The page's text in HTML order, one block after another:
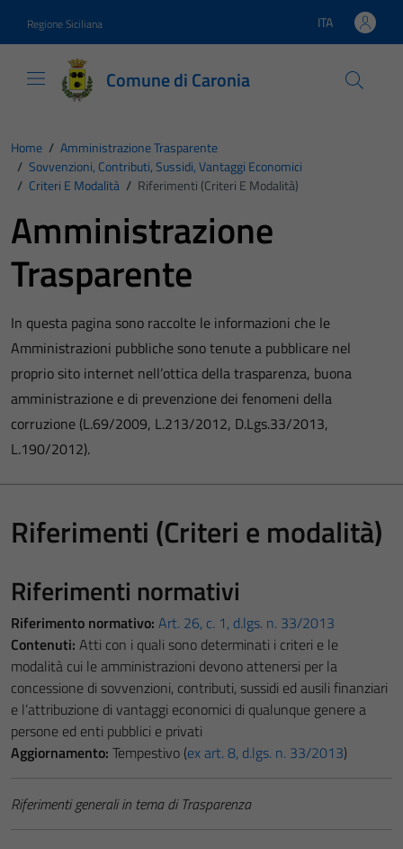
Regione Siciliana Lingua attiva:
ITA
Comune di Caronia
Home / Amministrazione Trasparente
/ Sovvenzioni, Contributi, Sussidi, Vantaggi Economici
/ Criteri E Modalità / Riferimenti (Criteri E Modalità)
Amministrazione
Trasparente
In questa pagina sono raccolte le informazioni che le
Amministrazioni pubbliche sono tenute a pubblicare nel
proprio sito internet nell’ottica della trasparenza, buona
amministrazione e di prevenzione dei fenomeni della
corruzione (L.69/2009, L.213/2012, D.Lgs.33/2013,
L.190/2012).
Riferimenti (Criteri e modalità)
Riferimenti normativi
Riferimento normativo: Art. 26, c. 1, d.lgs. n. 33/2013
Contenuti: Atti con i quali sono determinati i criteri e le
modalità cui le amministrazioni devono attenersi per la
concessione di sovvenzioni, contributi, sussidi ed ausili finanziari
e l’attribuzione di vantaggi economici di qualunque genere a
persone ed enti pubblici e privati
Aggiornamento: Tempestivo (ex art. 8, d.lgs. n. 33/2013)
Riferimenti generali in tema di Trasparenza